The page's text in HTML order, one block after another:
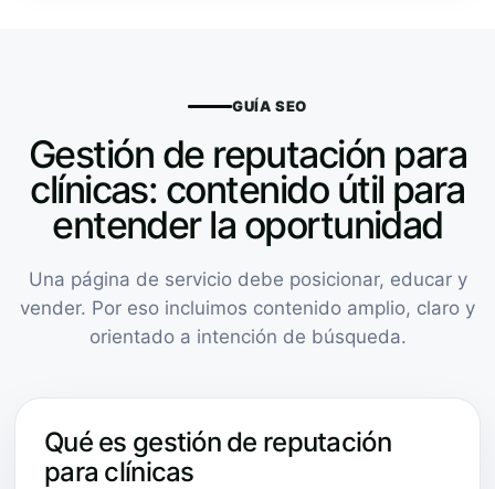
GUÍA SEO
Gestión de reputación para
clínicas: contenido útil para
entender la oportunidad
Una página de servicio debe posicionar, educar y
vender. Por eso incluimos contenido amplio, claro y
orientado a intención de búsqueda.
Qué es gestión de reputación
para clínicas